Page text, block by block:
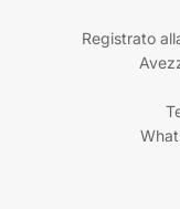
Registrato